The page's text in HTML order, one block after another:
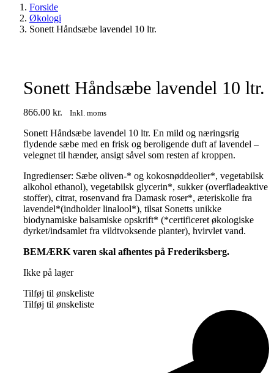
Forside
Økologi
Sonett Håndsæbe lavendel 10 ltr.
Sonett Håndsæbe lavendel 10 ltr.
866.00 kr. Inkl. moms
Sonett Håndsæbe lavendel 10 ltr. En mild og næringsrig
flydende sæbe med en frisk og beroligende duft af lavendel –
velegnet til hænder, ansigt såvel som resten af kroppen.
Ingredienser: Sæbe oliven-* og kokosnøddeolier*, vegetabilsk
alkohol ethanol), vegetabilsk glycerin*, sukker (overfladeaktive
stoffer), citrat, rosenvand fra Damask roser*, æteriskolie fra
lavendel*(indholder linalool*), tilsat Sonetts unikke
biodynamiske balsamiske opskrift* (*certificeret økologiske
dyrket/indsamlet fra vildtvoksende planter), hvirvlet vand.
BEMÆRK varen skal afhentes på Frederiksberg.
Ikke på lager
Tilføj til ønskeliste
Tilføj til ønskeliste